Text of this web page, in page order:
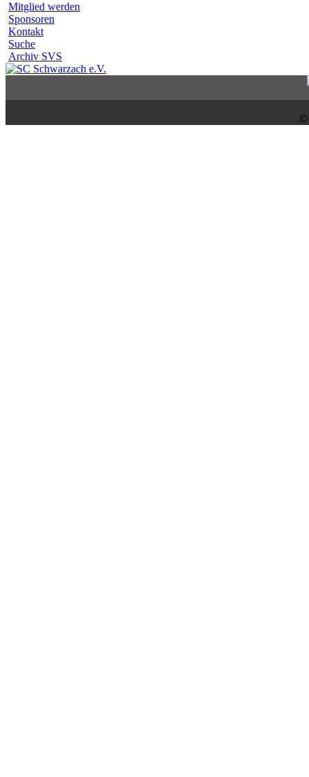
Mitglied werden
Sponsoren
Kontakt
Suche
Archiv SVS
©